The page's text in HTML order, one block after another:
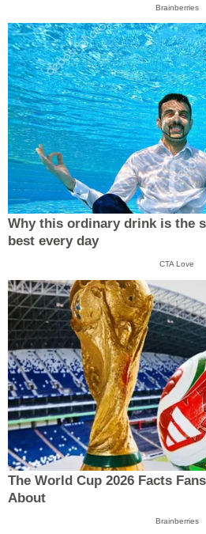
Brainberries
Why this ordinary drink is the
best every day
CTA Love
The World Cup 2026 Facts
About
Brainberries